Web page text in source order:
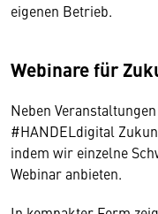
eigenen Betrieb.
Webinare für
Neben
#HANDELdigital
indem wir einzelne
Webinar anbieten.